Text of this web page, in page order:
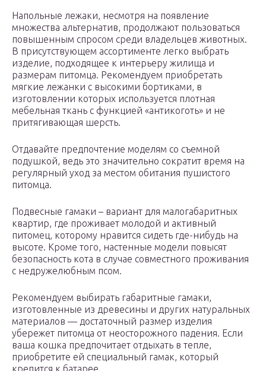
Напольные лежаки, несмотря на появление
множества альтернатив, продолжают пользоваться
повышенным спросом среди владельцев животных.
В присутствующем ассортименте легко выбрать
изделие, подходящее к интерьеру жилища и
размерам питомца. Рекомендуем приобретать
мягкие лежанки с высокими бортиками, в
изготовлении которых используется плотная
мебельная ткань с функцией «антикоготь» и не
притягивающая шерсть.
Отдавайте предпочтение моделям со съемной
подушкой, ведь это значительно сократит время на
регулярный уход за местом обитания пушистого
питомца.
Подвесные гамаки – вариант для малогабаритных
квартир, где проживает молодой и активный
питомец, которому нравится сидеть где-нибудь на
высоте. Кроме того, настенные модели повысят
безопасность кота в случае совместного проживания
с недружелюбным псом.
Рекомендуем выбирать габаритные гамаки,
изготовленные из древесины и других натуральных
материалов — достаточный размер изделия
убережет питомца от неосторожного падения. Если
ваша кошка предпочитает отдыхать в тепле,
приобретите ей специальный гамак, который
крепится к батарее